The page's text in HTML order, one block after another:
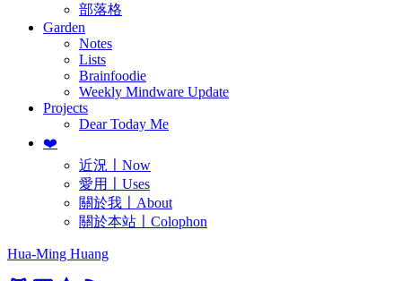
部落格
Garden
Notes
Lists
Brainfoodie
Weekly Mindware Update
Projects
Dear Today Me
❤️
近況〡Now
愛用〡Uses
關於我〡About
關於本站〡Colophon
Hua-Ming Huang